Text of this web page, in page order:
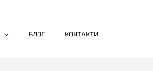
БЛОГ КОНТАКТИ